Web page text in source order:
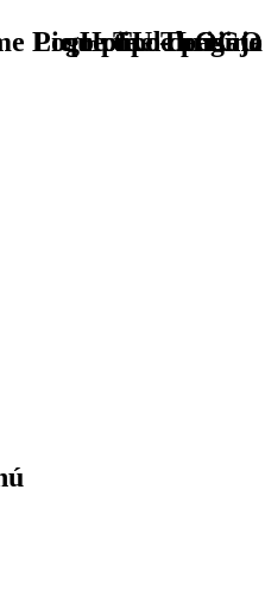
TU - LOGO
que tipo de viaje
Logo pie de página
Pie Home Turismo